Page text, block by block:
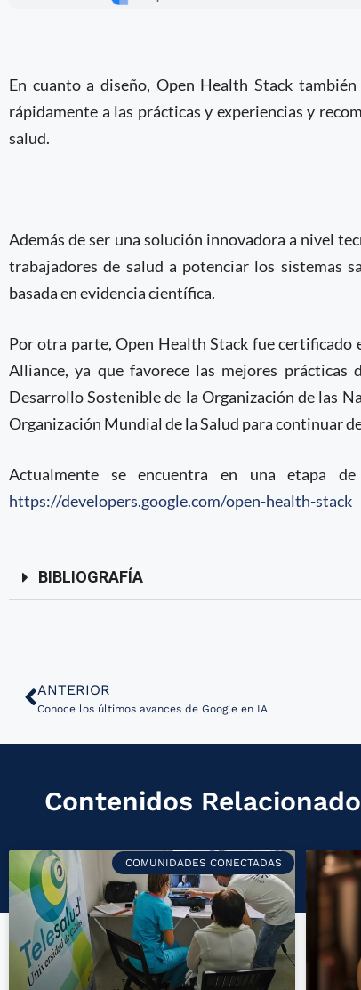
En cuanto a diseño, Open Health Stack
rápidamente a las prácticas y experiencias y
salud.
Además de ser una solución innovadora a nivel
trabajadores de salud a potenciar los sistemas
basada en evidencia científica.
Por otra parte, Open Health Stack fue
Alliance, ya que favorece las mejores
Desarrollo Sostenible de la Organización de las
Organización Mundial de la Salud para continuar
Actualmente se encuentra en una etapa
https://developers.google.com/open-health-stack
BIBLIOGRAFÍA
ANTERIOR
Conoce los últimos avances de Google en IA
Contenidos
COMUNIDADES CONECTADAS